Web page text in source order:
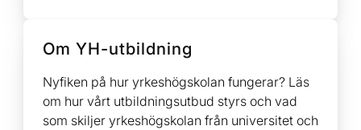
Om YH-utbildning
Nyfiken på hur yrkeshögskolan fungerar? Läs
om hur vårt utbildningsutbud styrs och vad
som skiljer yrkeshögskolan från universitet och